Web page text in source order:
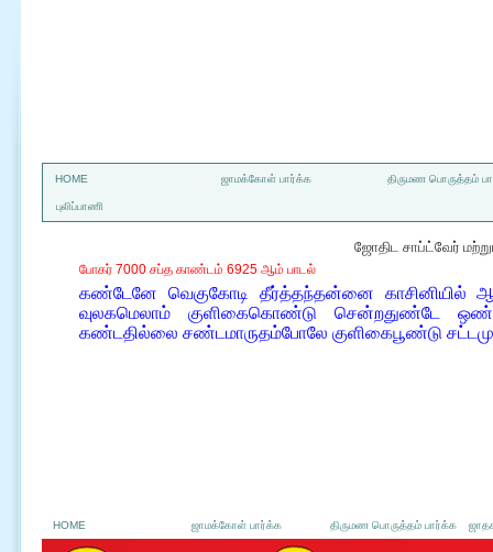
HOME ஜாமக்கோள் பார்க்க திருமண பொருத்தம்
புலிப்பாணி
ஜோதிட சாப்ட்வேர்
போகர் 7000 சப்த காண்டம் 6925 ஆம் பாடல்
கண்டேனே வெகுகோடி தீர்த்தந்தன்னை காசினியில்
வுலகமெலாம் குளிகைகொண்டு சென்றதுண்டே
கண்டதில்லை சண்டமாருதம்போலே குளிகைபூண்டு
HOME ஜாமக்கோள் பார்க்க திருமண பொருத்தம் பார்க்க